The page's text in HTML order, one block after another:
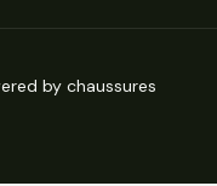
by chaussures